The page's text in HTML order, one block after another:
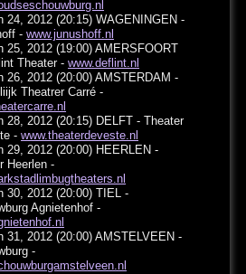
24, 2012 (20:15) WAGENINGEN -
-www.junushoff.nl
25, 2012 (19:00) AMERSFOORT
Theater -www.deflint.nl
26, 2012 (20:00) AMSTERDAM -
Theatrer Carré -
28, 2012 (20:15) DELFT - Theater
-www.theaterdeveste.nl
29, 2012 (20:00) HEERLEN -
Heerlen -
30, 2012 (20:00) TIEL -
Agnietenhof -
31, 2012 (20:00) AMSTELVEEN -
-